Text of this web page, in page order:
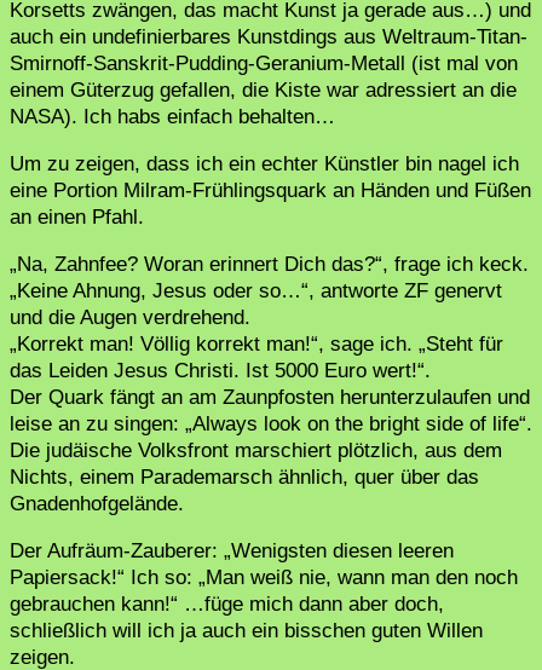
Korsetts zwängen, das macht Kunst ja gerade aus…) und
auch ein undefinierbares Kunstdings aus Weltraum-Titan-
Smirnoff-Sanskrit-Pudding-Geranium-Metall (ist mal von
einem Güterzug gefallen, die Kiste war adressiert an die
NASA). Ich habs einfach behalten…
Um zu zeigen, dass ich ein echter Künstler bin nagel ich
eine Portion Milram-Frühlingsquark an Händen und Füßen
an einen Pfahl.
„Na, Zahnfee? Woran erinnert Dich das?“, frage ich keck.
„Keine Ahnung, Jesus oder so…“, antworte ZF genervt
und die Augen verdrehend.
„Korrekt man! Völlig korrekt man!“, sage ich. „Steht für
das Leiden Jesus Christi. Ist 5000 Euro wert!“.
Der Quark fängt an am Zaunpfosten herunterzulaufen und
leise an zu singen: „Always look on the bright side of life“.
Die judäische Volksfront marschiert plötzlich, aus dem
Nichts, einem Parademarsch ähnlich, quer über das
Gnadenhofgelände.
Der Aufräum-Zauberer: „Wenigsten diesen leeren
Papiersack!“ Ich so: „Man weiß nie, wann man den noch
gebrauchen kann!“ …füge mich dann aber doch,
schließlich will ich ja auch ein bisschen guten Willen
zeigen.